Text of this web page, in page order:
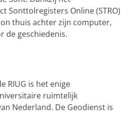
Sonttolregisters Online (STRO)
thuis achter zijn computer,
de geschiedenis.
RIUG is het enige
ruimtelijk
Nederland. De Geodienst is